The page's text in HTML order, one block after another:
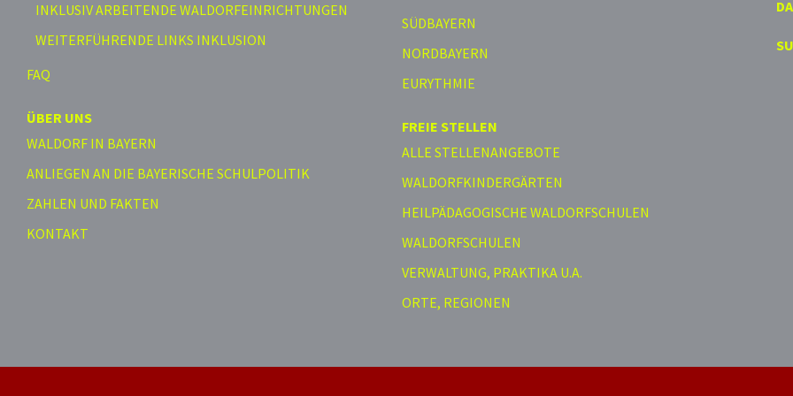
INKLUSIV ARBEITENDE WALDORFEINRICHTUNGEN
WEITERFÜHRENDE LINKS INKLUSION
FAQ
ÜBER UNS
WALDORF IN BAYERN
ANLIEGEN AN DIE BAYERISCHE SCHULPOLITIK
ZAHLEN UND FAKTEN
KONTAKT
SÜDBAYERN
NORDBAYERN
EURYTHMIE
FREIE STELLEN
ALLE STELLENANGEBOTE
WALDORFKINDERGÄRTEN
HEILPÄDAGOGISCHE WALDORFSCHULEN
WALDORFSCHULEN
VERWALTUNG, PRAKTIKA U.A.
ORTE, REGIONEN